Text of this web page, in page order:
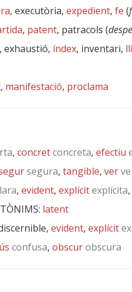
, executòria, expedient, fe (f
, patent, patracols (
, exhaustió, índex, inventari,
, manifestació, proclama
, concretconcreta, efectiu
segura, tangible, ver
, evident, explícitexplícita,
latent
evident, explícit
confusa, obscurobscura